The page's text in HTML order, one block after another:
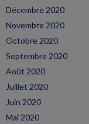
Décembre 2020
Novembre 2020
Octobre 2020
Septembre 2020
Août 2020
Juillet 2020
Juin 2020
Mai 2020